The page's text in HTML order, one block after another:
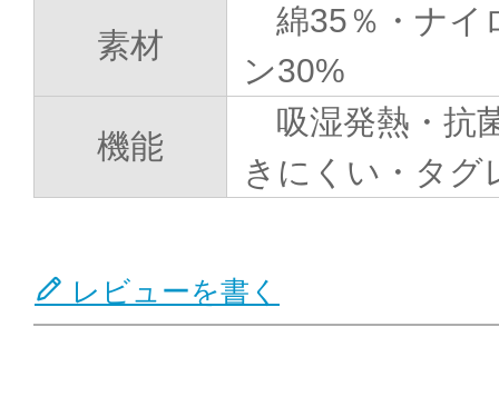
素材
綿35％・ナイ
ン30%
機能
吸湿発熱・抗
きにくい・タグ
レビューを書く